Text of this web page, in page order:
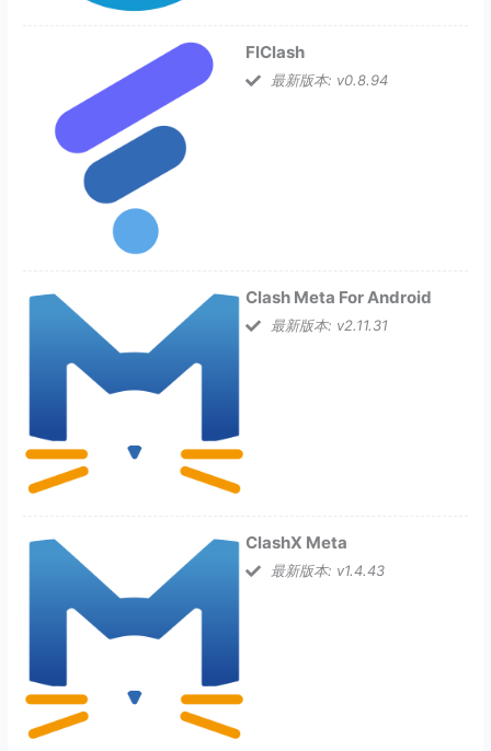
FlClash
最新版本: v0.8.94
Clash Meta For Android
最新版本: v2.11.31
ClashX Meta
最新版本: v1.4.43